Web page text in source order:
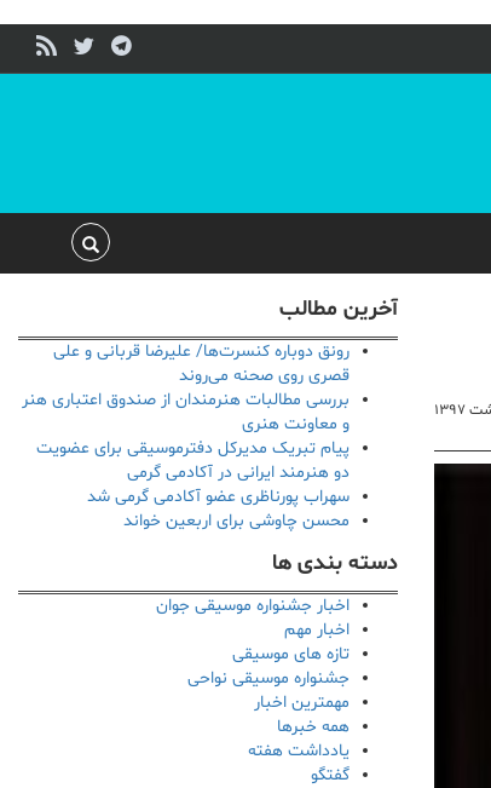
آخرین مطالب
رونق دوباره کنسرت‌ها/ علیرضا قربانی و علی
قصری روی صحنه می‌روند
بررسی مطالبات هنرمندان از صندوق اعتباری هنر
و معاونت هنری
پیام تبریک مدیرکل دفترموسیقی برای عضویت
دو هنرمند ایرانی در آکادمی گرمی
سهراب پورناظری عضو آکادمی گرمی شد
محسن چاوشی برای اربعین خواند
دسته بندی ها
اخبار جشنواره موسیقی جوان
اخبار مهم
تازه های موسیقی
جشنواره موسیقی نواحی
مهمترین اخبار
همه خبرها
یادداشت هفته
گفتگو